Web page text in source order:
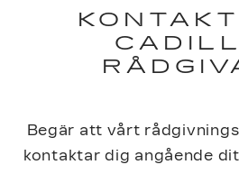
Begär att vårt
kontaktar dig angående